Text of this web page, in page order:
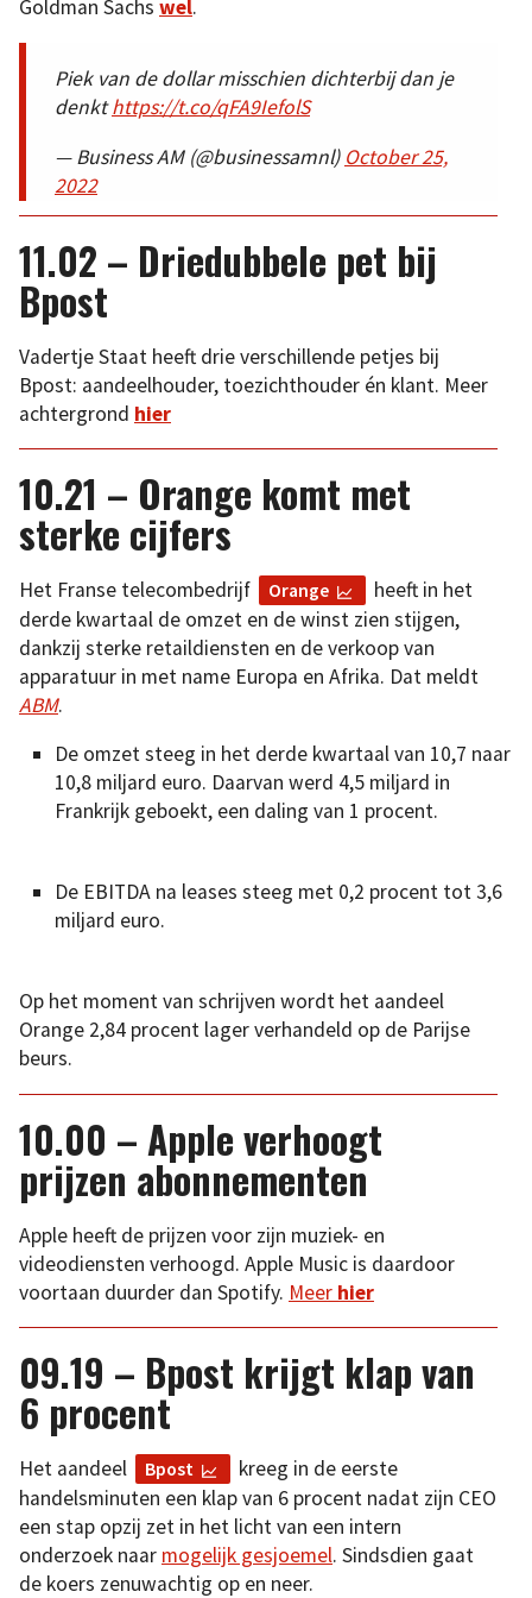
Goldman Sachs wel.
Piek van de dollar misschien dichterbij dan je
denkthttps://t.co/qFA9IefolS
— Business AM (@businessamnl) October 25,
2022
11.02 – Driedubbele pet bij
Bpost
Vadertje Staat heeft drie verschillende petjes bij
Bpost: aandeelhouder, toezichthouder én klant. Meer
achtergrond hier
10.21 – Orange komt met
sterke cijfers
Het Franse telecombedrijf Orange
heeft in het
derde kwartaal de omzet en de winst zien stijgen,
dankzij sterke retaildiensten en de verkoop van
apparatuur in met name Europa en Afrika. Dat meldt
ABM.
De omzet steeg in het derde kwartaal van 10,7 naar
10,8 miljard euro. Daarvan werd 4,5 miljard in
Frankrijk geboekt, een daling van 1 procent.
De EBITDA na leases steeg met 0,2 procent tot 3,6
miljard euro.
Op het moment van schrijven wordt het aandeel
Orange 2,84 procent lager verhandeld op de Parijse
beurs.
10.00 – Apple verhoogt
prijzen abonnementen
Apple heeft de prijzen voor zijn muziek- en
videodiensten verhoogd. Apple Music is daardoor
voortaan duurder dan Spotify. Meer hier
09.19 – Bpost krijgt klap van
6 procent
Het aandeel Bpost
kreeg in de eerste
handelsminuten een klap van 6 procent nadat zijn CEO
een stap opzij zet in het licht van een intern
onderzoek naar mogelijk gesjoemel. Sindsdien gaat
de koers zenuwachtig op en neer.